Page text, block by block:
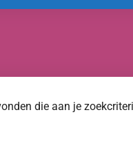
die aan je